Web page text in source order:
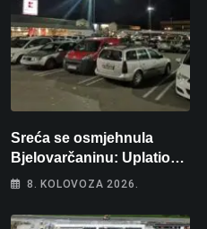
Sreća se osmjehnula
Bjelovarčaninu: Uplatio
samo 4 eura, a osvojio
8. KOLOVOZA 2026.